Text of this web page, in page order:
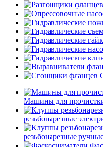
Машины для
резьбонарезные
резьбонарезные ручные